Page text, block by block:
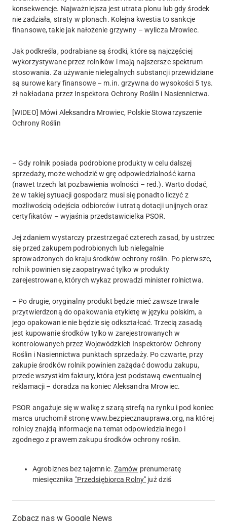
konsekwencje. Najważniejsza jest utrata plonu lub gdy środek
nie zadziała, straty w plonach. Kolejna kwestia to sankcje
finansowe, takie jak nałożenie grzywny – wylicza Mrowiec.
Jak podkreśla, podrabiane są środki, które są najczęściej
wykorzystywane przez rolników i mają najszersze spektrum
stosowania. Za używanie nielegalnych substancji przewidziane
są surowe kary finansowe – m.in. grzywna do wysokości 5 tys.
zł nakładana przez Inspektora Ochrony Roślin i Nasiennictwa.
[WIDEO] Mówi Aleksandra Mrowiec, Polskie Stowarzyszenie
Ochrony Roślin
– Gdy rolnik posiada podrobione produkty w celu dalszej
sprzedaży, może wchodzić w grę odpowiedzialność karna
(nawet trzech lat pozbawienia wolności – red.). Warto dodać,
że w takiej sytuacji gospodarz musi się ponadto liczyć z
możliwością odejścia odbiorców i utratą dotacji unijnych oraz
certyfikatów – wyjaśnia przedstawicielka PSOR.
Jej zdaniem wystarczy przestrzegać czterech zasad, by ustrzec
się przed zakupem podrobionych lub nielegalnie
sprowadzonych do kraju środków ochrony roślin. Po pierwsze,
rolnik powinien się zaopatrywać tylko w produkty
zarejestrowane, których wykaz prowadzi minister rolnictwa.
– Po drugie, oryginalny produkt będzie mieć zawsze trwale
przytwierdzoną do opakowania etykietę w języku polskim, a
jego opakowanie nie będzie się odkształcać. Trzecią zasadą
jest kupowanie środków tylko w zarejestrowanych w
kontrolowanych przez Wojewódzkich Inspektorów Ochrony
Roślin i Nasiennictwa punktach sprzedaży. Po czwarte, przy
zakupie środków rolnik powinien zażądać dowodu zakupu,
przede wszystkim faktury, która jest podstawą ewentualnej
reklamacji – doradza na koniec Aleksandra Mrowiec.
PSOR angażuje się w walkę z szarą strefą na rynku i pod koniec
marca uruchomił stronę www.bezpiecznauprawa.org, na której
rolnicy znajdą informacje na temat odpowiedzialnego i
zgodnego z prawem zakupu środków ochrony roślin.
Agrobiznes bez tajemnic. Zamów prenumeratę
miesięcznika "Przedsiębiorca Rolny" już dziś
Zobacz nas w Google News